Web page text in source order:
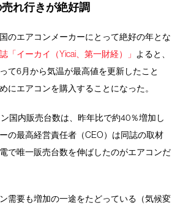
れ行きが絶好調
のエアコンメーカーにとって絶好の年とな
「イーカイ（Yicai、第一財経）」 よると、
て6月から気温が最高値を更新したこと
にエアコンを購入することになった。
国内販売台数は、昨年比で約40％増加し
の最高経営責任者（CEO）は同誌の取材
で唯一販売台数を伸ばしたのがエアコンだ
需要も増加の一途をたどっている（気候変